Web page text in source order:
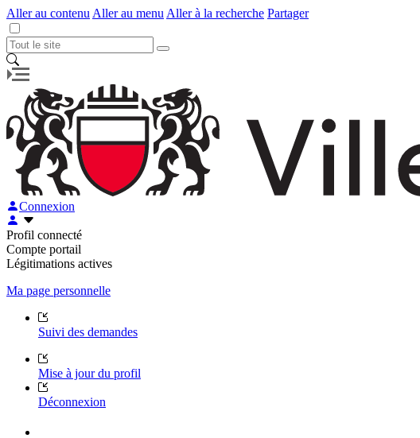
Aller au contenu Aller au menu Aller à la recherche Partager
Connexion
Profil connecté
Compte portail
Légitimations actives
Ma page personnelle
Suivi des demandes
Mise à jour du profil
Déconnexion